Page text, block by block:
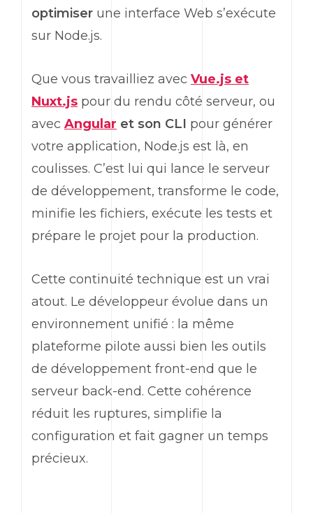
optimiser une interface Web s’exécute
sur Node.js.
Que vous travailliez avec Vue.js et
Nuxt.js pour du rendu côté serveur, ou
avec Angular et son CLI pour générer
votre application, Node.js est là, en
coulisses. C’est lui qui lance le serveur
de développement, transforme le code,
minifie les fichiers, exécute les tests et
prépare le projet pour la production.
Cette continuité technique est un vrai
atout. Le développeur évolue dans un
environnement unifié : la même
plateforme pilote aussi bien les outils
de développement front-end que le
serveur back-end. Cette cohérence
réduit les ruptures, simplifie la
configuration et fait gagner un temps
précieux.